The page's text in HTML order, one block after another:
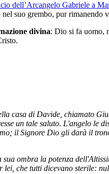
dell’Arcangelo Gabriele a
suo grembo, pur rimanendo
divina: Dio si fa uomo,
casa di Davide, chiamato
un tale saluto. L'angelo le
il Signore Dio gli darà il
ombra la potenza
lei, che tutti dicevano sterile: